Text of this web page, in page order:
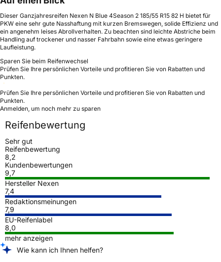
Dieser Ganzjahresreifen Nexen N Blue 4Season 2 185/55 R15 82 H bietet für
PKW eine sehr gute Nasshaftung mit kurzen Bremswegen, solide Effizienz und
ein angenehm leises Abrollverhalten. Zu beachten sind leichte Abstriche beim
Handling auf trockener und nasser Fahrbahn sowie eine etwas geringere
Laufleistung.
Sparen Sie beim Reifenwechsel
Prüfen Sie Ihre persönlichen Vorteile und profitieren Sie von Rabatten und
Punkten.
Prüfen Sie Ihre persönlichen Vorteile und profitieren Sie von Rabatten und
Punkten.
Anmelden, um noch mehr zu sparen
Reifenbewertung
Sehr gut
Reifenbewertung
8,2
Kundenbewertungen
9,7
Hersteller Nexen
7,4
Redaktionsmeinungen
7,9
EU-Reifenlabel
8,0
mehr anzeigen
Wie kann ich Ihnen helfen?